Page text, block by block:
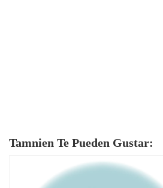
Tamnien Te Pueden Gustar: